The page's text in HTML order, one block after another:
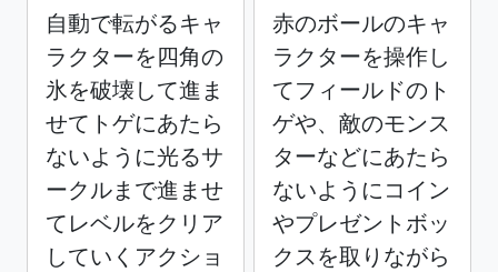
自動で転がるキャ
ラクターを四角の
氷を破壊して進ま
せてトゲにあたら
ないように光るサ
ークルまで進ませ
てレベルをクリア
していくアクショ
赤のボールのキャ
ラクターを操作し
てフィールドのト
ゲや、敵のモンス
ターなどにあたら
ないようにコイン
やプレゼントボッ
クスを取りながら